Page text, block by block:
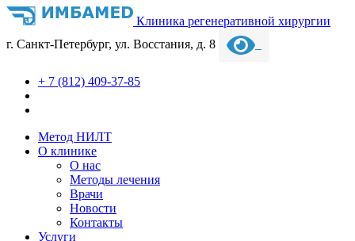
Клиника регенеративной хирургии
г. Санкт-Петербург, ул. Восстания, д. 8
+ 7 (812) 409-37-85
Метод НИЛТ
О клинике
О нас
Методы лечения
Врачи
Новости
Контакты
Услуги